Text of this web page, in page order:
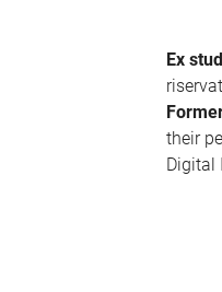
Ex
their
Digital